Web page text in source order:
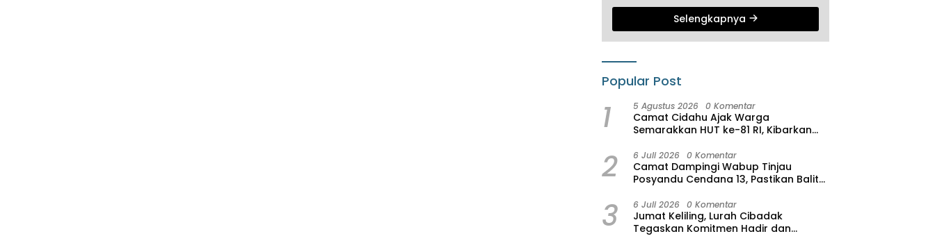
Dibahas di Paripurna ke-
2 DPRD Sukabumi
Selengkapnya
Popular Post
1 5 Agustus 2026 0 Komentar
Camat Cidahu Ajak Warga
Semarakkan HUT ke-81 RI, Kibarkan
2 6 Juli 2026 0 Komentar
Camat Dampingi Wabup Tinjau
Posyandu Cendana 13, Pastikan Balita
3 6 Juli 2026 0 Komentar
Jumat Keliling, Lurah Cibadak
Tegaskan Komitmen Hadir dan